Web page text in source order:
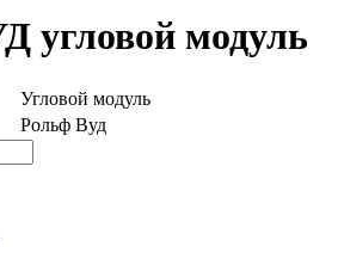
модуль
Угловой модуль
Рольф Вуд